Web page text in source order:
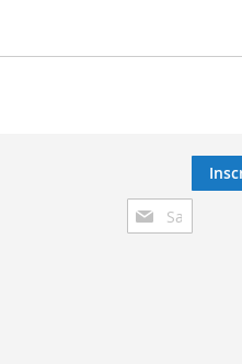
Inscription
à